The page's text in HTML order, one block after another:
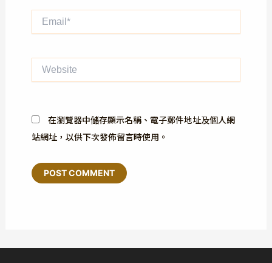
Email*
Website
在瀏覽器中儲存顯示名稱、電子郵件地址及個人網
站網址，以供下次發佈留言時使用。